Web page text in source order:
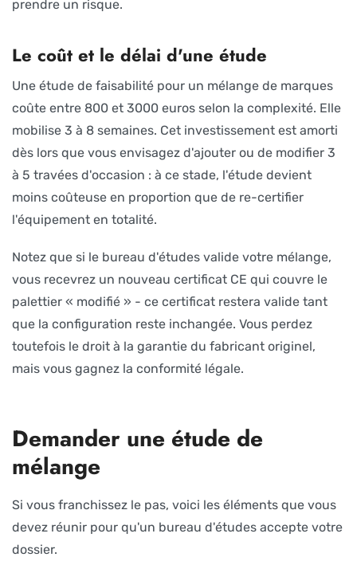
prendre un risque.
Le coût et le délai d'une étude
Une étude de faisabilité pour un mélange de marques
coûte entre 800 et 3000 euros selon la complexité. Elle
mobilise 3 à 8 semaines. Cet investissement est amorti
dès lors que vous envisagez d'ajouter ou de modifier 3
à 5 travées d'occasion : à ce stade, l'étude devient
moins coûteuse en proportion que de re-certifier
l'équipement en totalité.
Notez que si le bureau d'études valide votre mélange,
vous recevrez un nouveau certificat CE qui couvre le
palettier « modifié » - ce certificat restera valide tant
que la configuration reste inchangée. Vous perdez
toutefois le droit à la garantie du fabricant originel,
mais vous gagnez la conformité légale.
Demander une étude de
mélange
Si vous franchissez le pas, voici les éléments que vous
devez réunir pour qu'un bureau d'études accepte votre
dossier.